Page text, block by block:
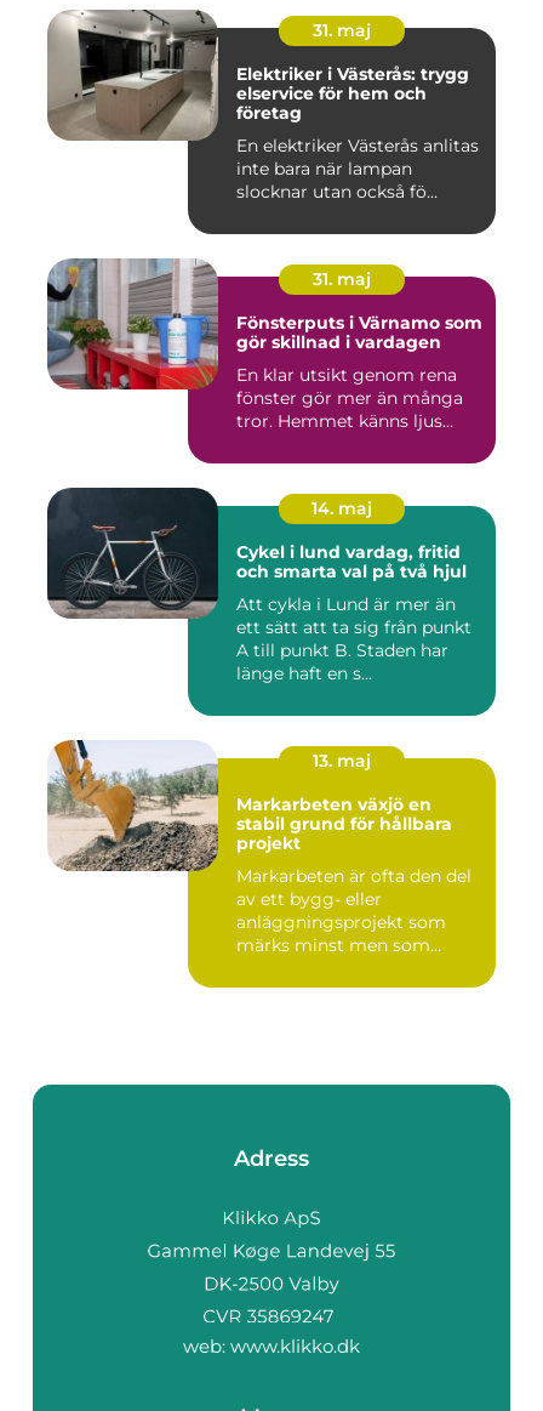
31. maj
Elektriker i Västerås: trygg
elservice för hem och
företag
En elektriker Västerås anlitas
inte bara när lampan
slocknar utan också fö...
31. maj
Fönsterputs i Värnamo som
gör skillnad i vardagen
En klar utsikt genom rena
fönster gör mer än många
tror. Hemmet känns ljus...
14. maj
Cykel i lund vardag, fritid
och smarta val på två hjul
Att cykla i Lund är mer än
ett sätt att ta sig från punkt
A till punkt B. Staden har
länge haft en s...
13. maj
Markarbeten växjö en
stabil grund för hållbara
projekt
Markarbeten är ofta den del
av ett bygg- eller
anläggningsprojekt som
märks minst men som
Adress
web: www.klikko.dk